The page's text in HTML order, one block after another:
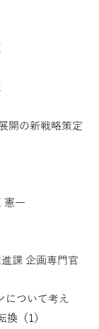
開の新戦略策定
憲一
課 企画専門官
について考え
（1）